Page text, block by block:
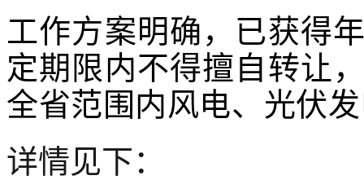
工作方案明确， 已获得
定期限内不得擅自转让
全省范围内风电、光伏
详情见下：